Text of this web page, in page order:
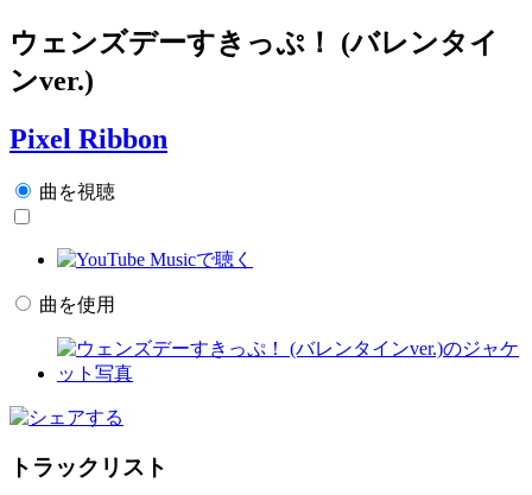
ウェンズデーすきっぷ！ (バレンタイ
ンver.)
Pixel Ribbon
曲を視聴
曲を使用
トラックリスト